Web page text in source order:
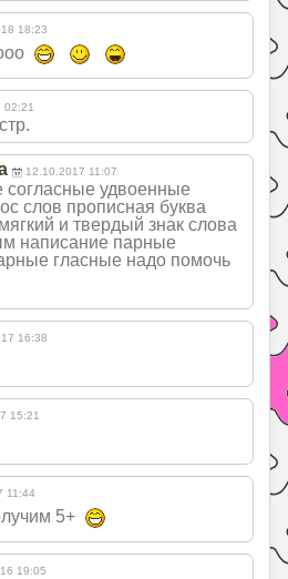
18:23
02:21
12.10.2017 11:07
удвоенные
слов прописная буква
и твердый знак слова
написание парные
гласные надо помочь
16:38
15:21
11:44
5+
19:05